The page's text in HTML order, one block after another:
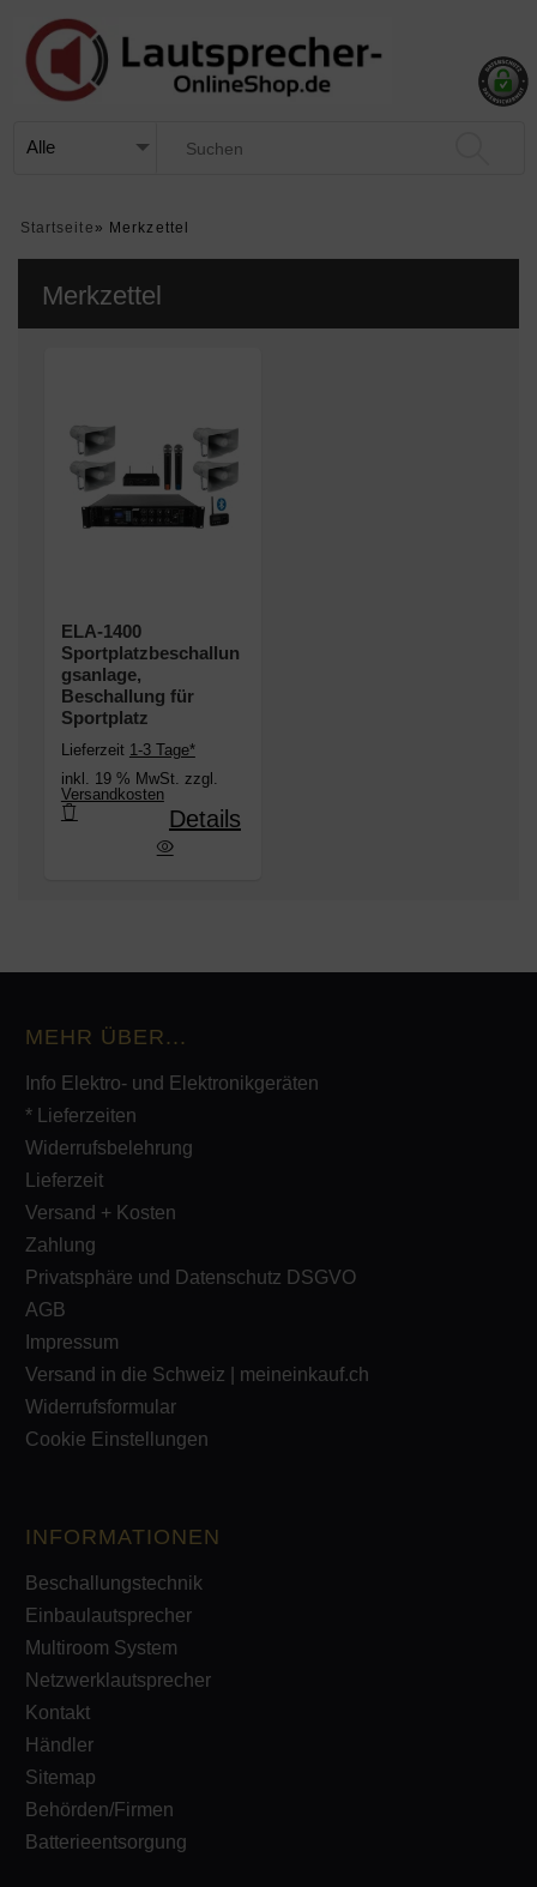
Startseite » Merkzettel
Merkzettel
ELA-1400
Sportplatzbeschallun
gsanlage,
Beschallung für
Sportplatz
Lieferzeit 1-3 Tage*
inkl. 19 % MwSt. zzgl.
Versandkosten
Beschallung für Sportplatz
Details
MEHR ÜBER...
Info Elektro- und Elektronikgeräten
* Lieferzeiten
Widerrufsbelehrung
Lieferzeit
Versand + Kosten
Zahlung
Privatsphäre und Datenschutz DSGVO
AGB
Impressum
Versand in die Schweiz | meineinkauf.ch
Widerrufsformular
Cookie Einstellungen
INFORMATIONEN
Beschallungstechnik
Einbaulautsprecher
Multiroom System
Netzwerklautsprecher
Kontakt
Händler
Sitemap
Behörden/Firmen
Batterieentsorgung